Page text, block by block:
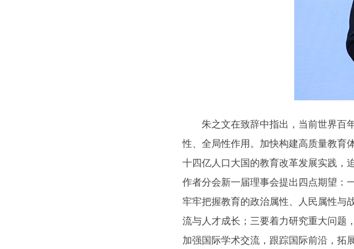
朱之文在致辞中指出，当前世界百年
性、全局性作用。加快构建高质量教育
十四亿人口大国的教育改革发展实践，
作者分会新一届理事会提出四点期望：
牢牢把握教育的政治属性、人民属性与
流与人才成长；三要着力研究重大问题
加强国际学术交流，跟踪国际前沿，拓